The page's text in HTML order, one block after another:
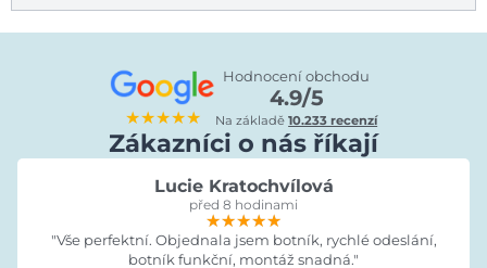
★★★★★
Hodnocení obchodu
4.9/5
Na základě10.233 recenzí
Zákazníci o nás říkají
Lucie Kratochvílová
před 8 hodinami
★★★★★
★★★★★
★★★★★
"Vše perfektní. Objednala jsem botník, rychlé odeslání,
botník funkční, montáž snadná."